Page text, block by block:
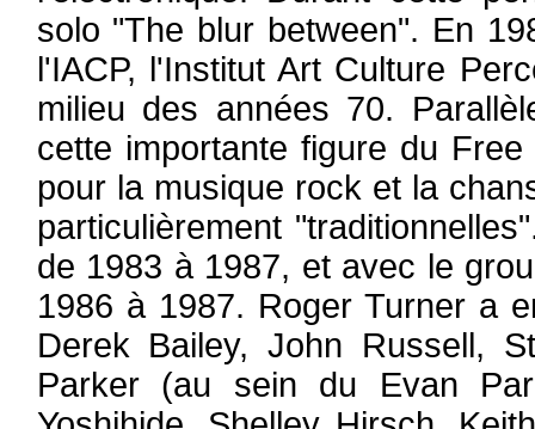
solo "The blur between". En
l'IACP, l'Institut Art Culture
milieu des années 70.
cette importante figure du
pour la musique rock et la
particulièrement
de 1983 à 1987, et avec le
1986 à 1987. Roger Turner a
Derek Bailey, John Russell,
Parker (au sein du Evan